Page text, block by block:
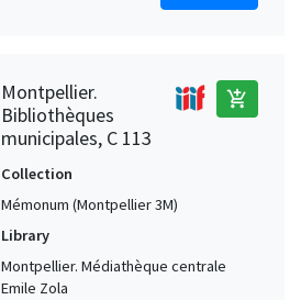
Montpellier.
Bibliothèques
municipales, C 113
add_shopping_cart
Collection
Mémonum (Montpellier 3M)
Library
Montpellier. Médiathèque centrale
Emile Zola